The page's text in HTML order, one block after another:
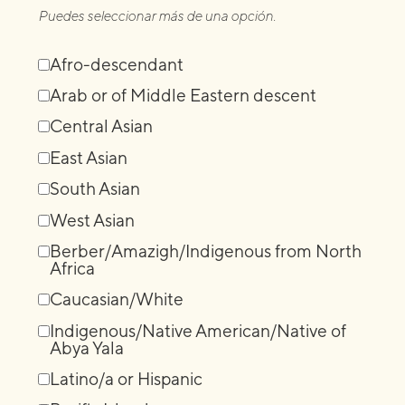
Puedes seleccionar más de una opción.
Afro-descendant
Arab or of Middle Eastern descent
Central Asian
East Asian
South Asian
West Asian
Berber/Amazigh/Indigenous from North
Africa
Caucasian/White
Indigenous/Native American/Native of
Abya Yala
Latino/a or Hispanic